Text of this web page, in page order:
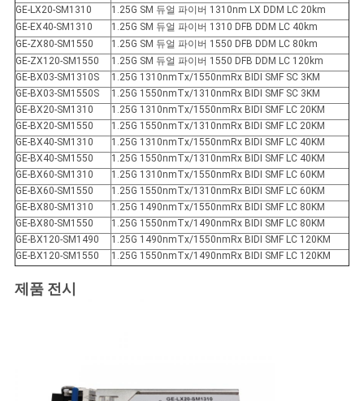
GE-LX20-SM1310
1.25G SM 듀얼 파이버 1310nm LX DDM LC 20km
GE-EX40-SM1310
1.25G SM 듀얼 파이버 1310 DFB DDM LC 40km
GE-ZX80-SM1550
1.25G SM 듀얼 파이버 1550 DFB DDM LC 80km
GE-ZX120-SM1550
1.25G SM 듀얼 파이버 1550 DFB DDM LC 120km
GE-BX03-SM1310S
1.25G 1310nmTx/1550nmRx BIDI SMF SC 3KM
GE-BX03-SM1550S
1.25G 1550nmTx/1310nmRx BIDI SMF SC 3KM
GE-BX20-SM1310
1.25G 1310nmTx/1550nmRx BIDI SMF LC 20KM
GE-BX20-SM1550
1.25G 1550nmTx/1310nmRx BIDI SMF LC 20KM
GE-BX40-SM1310
1.25G 1310nmTx/1550nmRx BIDI SMF LC 40KM
GE-BX40-SM1550
1.25G 1550nmTx/1310nmRx BIDI SMF LC 40KM
GE-BX60-SM1310
1.25G 1310nmTx/1550nmRx BIDI SMF LC 60KM
GE-BX60-SM1550
1.25G 1550nmTx/1310nmRx BIDI SMF LC 60KM
GE-BX80-SM1310
1.25G 1490nmTx/1550nmRx BIDI SMF LC 80KM
GE-BX80-SM1550
1.25G 1550nmTx/1490nmRx BIDI SMF LC 80KM
GE-BX120-SM1490
1.25G 1490nmTx/1550nmRx BIDI SMF LC 120KM
GE-BX120-SM1550
1.25G 1550nmTx/1490nmRx BIDI SMF LC 120KM
제품 전시